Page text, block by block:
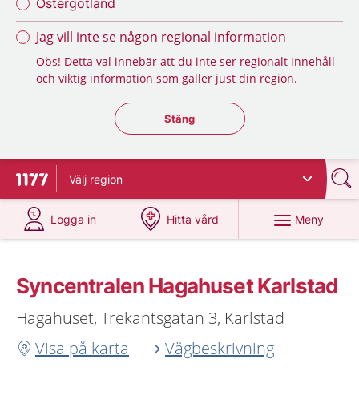
Östergötland
Jag vill inte se någon regional information
Obs! Detta val innebär att du inte ser regionalt innehåll
och viktig information som gäller just din region.
Stäng regionsväljaren
Stäng
Till startsidan för 1177
Välj region
Logga in
på 1177.se
Hitta vård
på 1177.se
Meny
Syncentralen Hagahuset Karlstad
Hagahuset, Trekantsgatan 3, Karlstad
Visa på karta
Vägbeskrivning